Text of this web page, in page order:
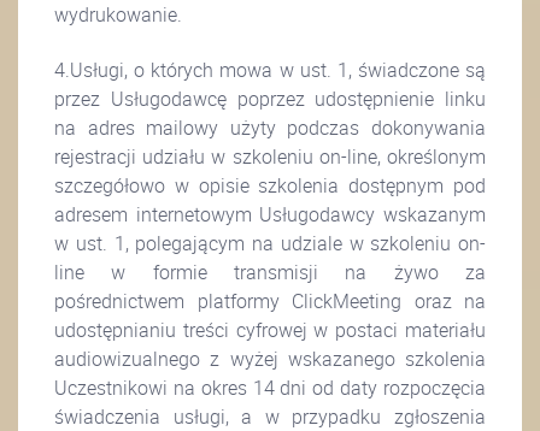
wydrukowanie.
4.Usługi, o których mowa w ust. 1, świadczone są
przez Usługodawcę poprzez udostępnienie linku
na adres mailowy użyty podczas dokonywania
rejestracji udziału w szkoleniu on-line, określonym
szczegółowo w opisie szkolenia dostępnym pod
adresem internetowym Usługodawcy wskazanym
w ust. 1, polegającym na udziale w szkoleniu on-
line w formie transmisji na żywo za
pośrednictwem platformy ClickMeeting oraz na
udostępnianiu treści cyfrowej w postaci materiału
audiowizualnego z wyżej wskazanego szkolenia
Uczestnikowi na okres 14 dni od daty rozpoczęcia
świadczenia usługi, a w przypadku zgłoszenia